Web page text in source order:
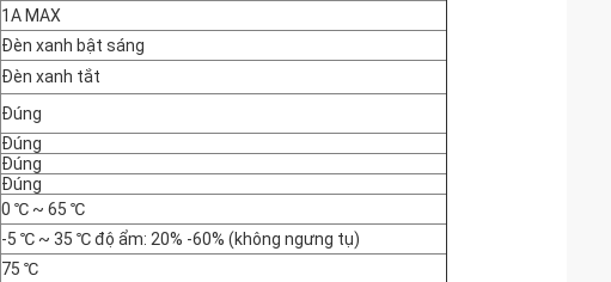
1A MAX
Đèn xanh bật sáng
Đèn xanh tắt
Đúng
Đúng
Đúng
Đúng
0 ℃ ~ 65 ℃
-5 ℃ ~ 35 ℃ độ ẩm: 20% -60% (không ngưng tụ)
75 ℃